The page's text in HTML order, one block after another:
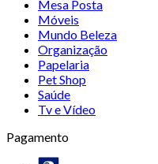
Mesa Posta
Móveis
Mundo Beleza
Organização
Papelaria
Pet Shop
Saúde
Tv e Vídeo
Pagamento